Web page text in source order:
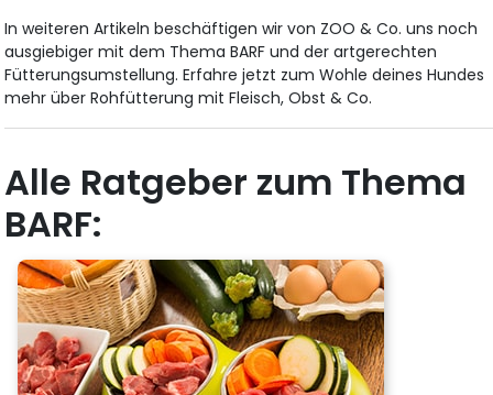
In weiteren Artikeln beschäftigen wir von ZOO & Co. uns noch
ausgiebiger mit dem Thema BARF und der artgerechten
Fütterungsumstellung. Erfahre jetzt zum Wohle deines Hundes
mehr über Rohfütterung mit Fleisch, Obst & Co.
Alle Ratgeber zum Thema
BARF: